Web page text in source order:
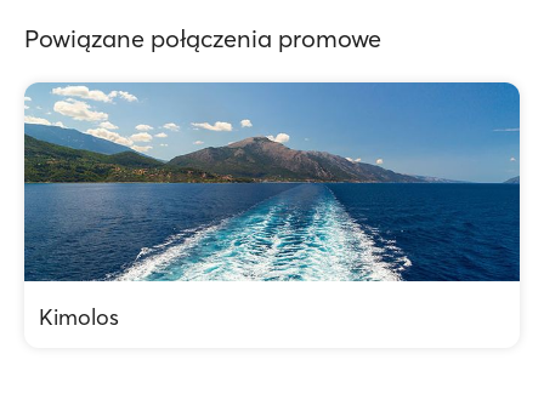
Powiązane połączenia promowe
Kimolos